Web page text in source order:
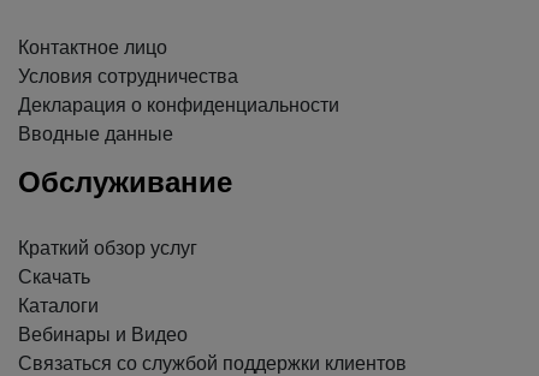
Контактное лицо
Условия сотрудничества
Декларация о конфиденциальности
Вводные данные
Обслуживание
Краткий обзор услуг
Скачать
Каталоги
Вебинары и Видео
Связаться со службой поддержки клиентов